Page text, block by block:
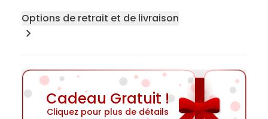
Options de retrait et de livraison
Sharjah 200
Abou Dhabi 300
Dubaï 50
Aéroport international de Dubaï - Dubaï 100
Cadeau Gratuit !
Cliquez pour plus de détails